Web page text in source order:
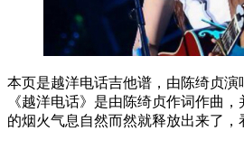
本页是越洋电话吉他谱，由陈绮贞演
《越洋电话》是由陈绮贞作词作曲
的烟火气息自然而然就释放出来了